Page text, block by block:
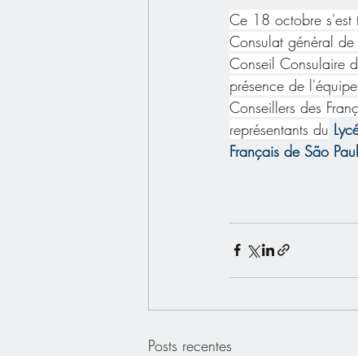
Ce 18 octobre s'est
Consulat général
Conseil Consulaire
présence de
Conseillers des
représentants du
Français de São Paul
Posts recentes